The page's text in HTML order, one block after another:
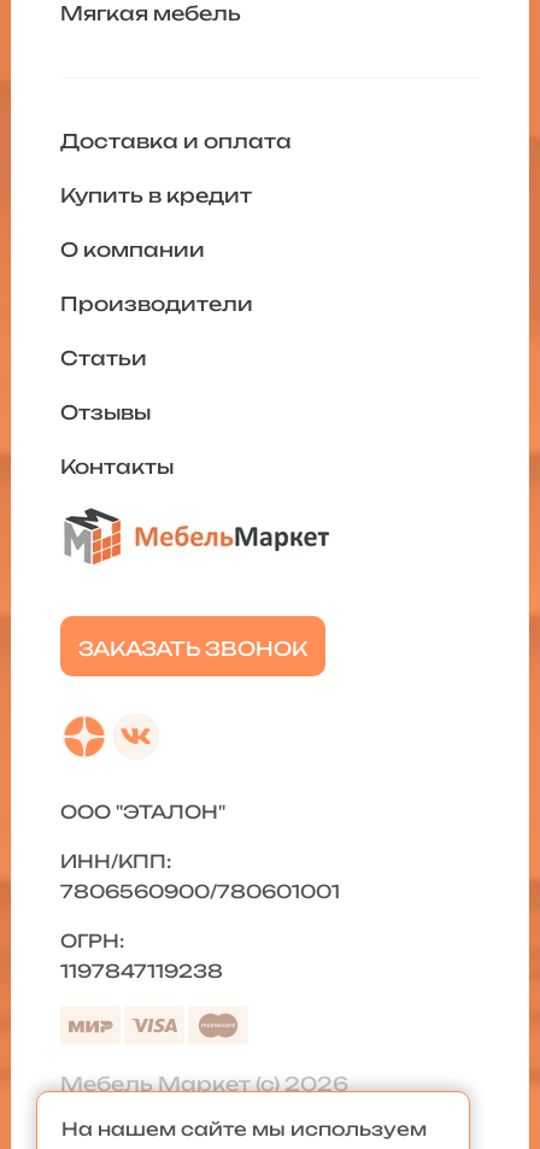
Мягкая мебель
ЗАКАЗАТЬ ЗВОНОК
Доставка и оплата
Купить в кредит
О компании
Производители
Статьи
Отзывы
Контакты
ООО "ЭТАЛОН"
ИНН/КПП:
7806560900/780601001
ОГРН:
1197847119238
Мебель Маркет (с) 2026
Политика конфиденциальности
На нашем сайте мы используем